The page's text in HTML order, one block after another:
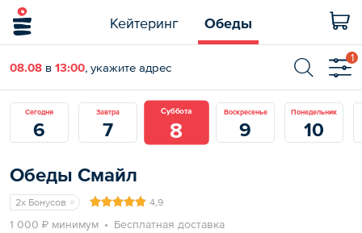
Кейтеринг Обеды
08.08 в 13:00, укажите адрес
1
Сегодня
6
Завтра
7
Суббота
8
Воскресенье
9
Понедельник
10
Обеды Смайл
2x Бонусов 4,9
1 000 ₽ минимум Бесплатная доставка